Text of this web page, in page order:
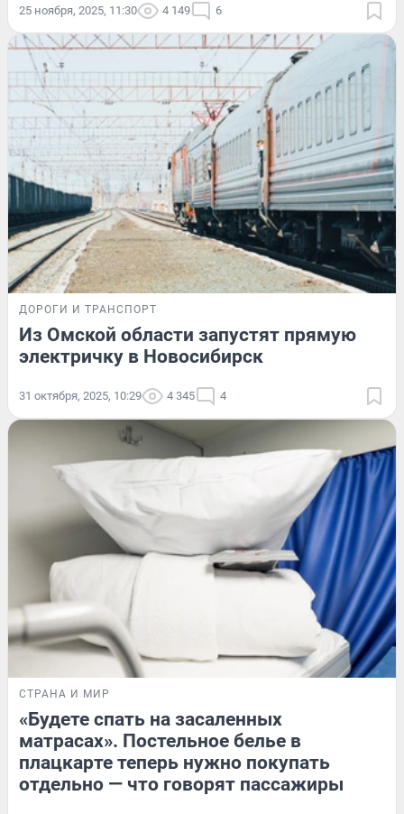
25 ноября, 2025, 11:30 4 149 6
ДОРОГИ И ТРАНСПОРТ
Из Омской области запустят прямую
электричку в Новосибирск
31 октября, 2025, 10:29 4 345 4
СТРАНА И МИР
«Будете спать на засаленных
матрасах». Постельное белье в
плацкарте теперь нужно покупать
отдельно — что говорят пассажиры